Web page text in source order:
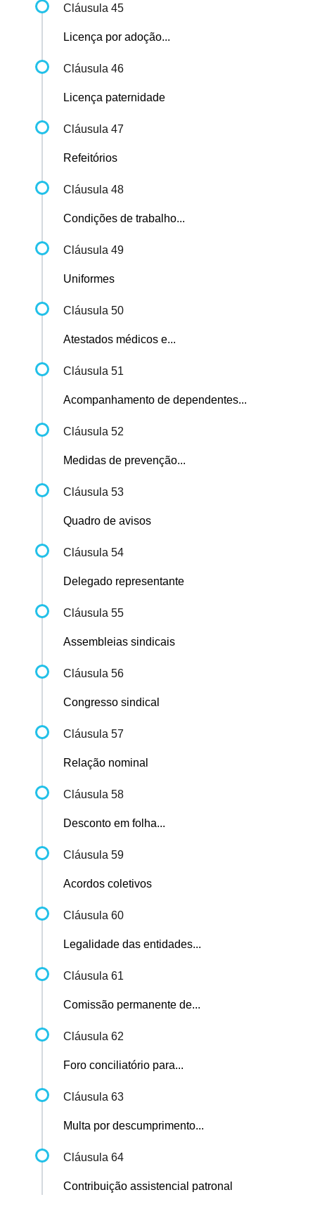
Cláusula 45
Licença por adoção...
Cláusula 46
Licença paternidade
Cláusula 47
Refeitórios
Cláusula 48
Condições de trabalho...
Cláusula 49
Uniformes
Cláusula 50
Atestados médicos e...
Cláusula 51
Acompanhamento de dependentes...
Cláusula 52
Medidas de prevenção...
Cláusula 53
Quadro de avisos
Cláusula 54
Delegado representante
Cláusula 55
Assembleias sindicais
Cláusula 56
Congresso sindical
Cláusula 57
Relação nominal
Cláusula 58
Desconto em folha...
Cláusula 59
Acordos coletivos
Cláusula 60
Legalidade das entidades...
Cláusula 61
Comissão permanente de...
Cláusula 62
Foro conciliatório para...
Cláusula 63
Multa por descumprimento...
Cláusula 64
Contribuição assistencial patronal